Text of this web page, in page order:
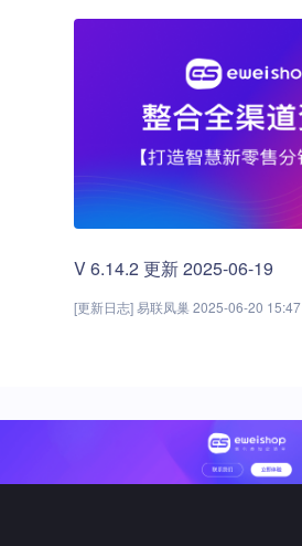
V 6.14.2 更新 2025-06-19
[更新日志] 易联凤巢 2025-06-20 15:47